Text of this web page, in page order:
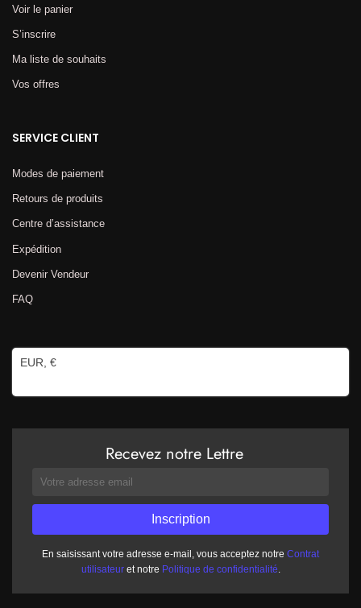
Voir le panier
S’inscrire
Ma liste de souhaits
Vos offres
SERVICE CLIENT
Modes de paiement
Retours de produits
Centre d’assistance
Expédition
Devenir Vendeur
FAQ
EUR, €
Recevez notre Lettre
En saisissant votre adresse e-mail, vous acceptez notre Contrat
utilisateuret notre Politique de confidentialité.